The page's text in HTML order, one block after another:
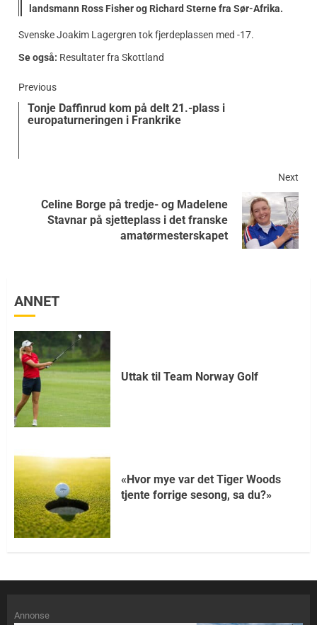
landsmann Ross Fisher og Richard Sterne fra Sør-Afrika.
Svenske Joakim Lagergren tok fjerdeplassen med -17.
Se også: Resultater fra Skottland
Previous
Tonje Daffinrud kom på delt 21.-plass i
europaturneringen i Frankrike
Next
Celine Borge på tredje- og Madelene
Stavnar på sjetteplass i det franske
amatørmesterskapet
ANNET
Uttak til Team Norway Golf
«Hvor mye var det Tiger Woods
tjente forrige sesong, sa du?»
Annonse